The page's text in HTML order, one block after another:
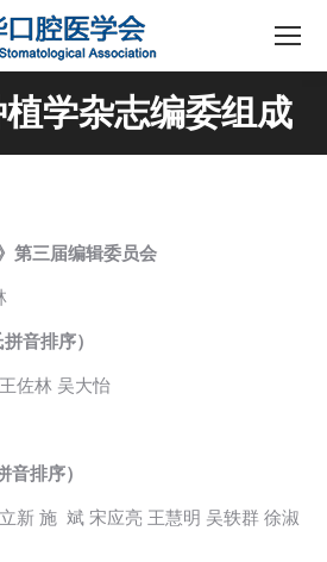
学杂志编委组成
第三届编辑委员会
林
拼音排序）
佐林 吴大怡
拼音排序）
新 施 斌 宋应亮 王慧明 吴轶群 徐淑